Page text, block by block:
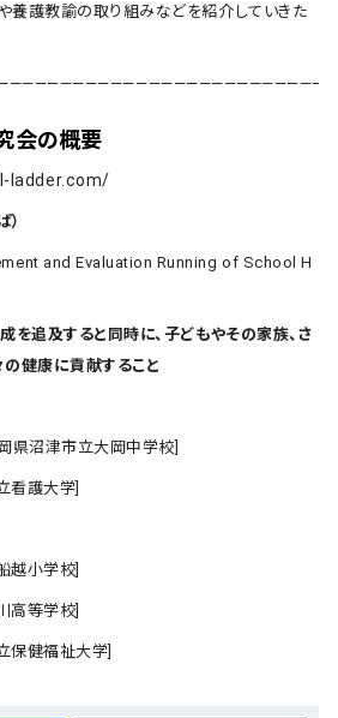
養護教諭の取り組みなどを紹介していきた
会の概要
ladder.com/
）
and Evaluation Running of School H
を追及すると同時に、子どもやその家族、さ
健康に貢献すること
県沼津市立大岡中学校]
護大学]
小学校]
等学校]
健福祉大学]